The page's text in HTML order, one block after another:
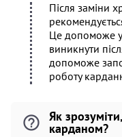
Після заміни
Це допоможе
виникнути
допоможе
роботу
Як
карданом?